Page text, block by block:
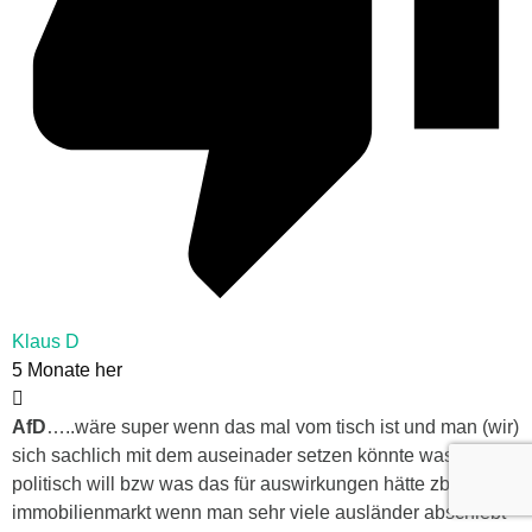
Klaus D
5 Monate her
AfD…..wäre super wenn das mal vom tisch ist und man (wir)
sich sachlich mit dem auseinader setzen könnte was die AfD
politisch will bzw was das für auswirkungen hätte zb auf den
immobilienmarkt wenn man sehr viele ausländer abschiebt